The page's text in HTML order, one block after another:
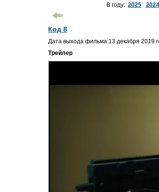
В году: 2025 2024
Код 8
Дата выхода фильма:13 декабря 2019
Трейлер